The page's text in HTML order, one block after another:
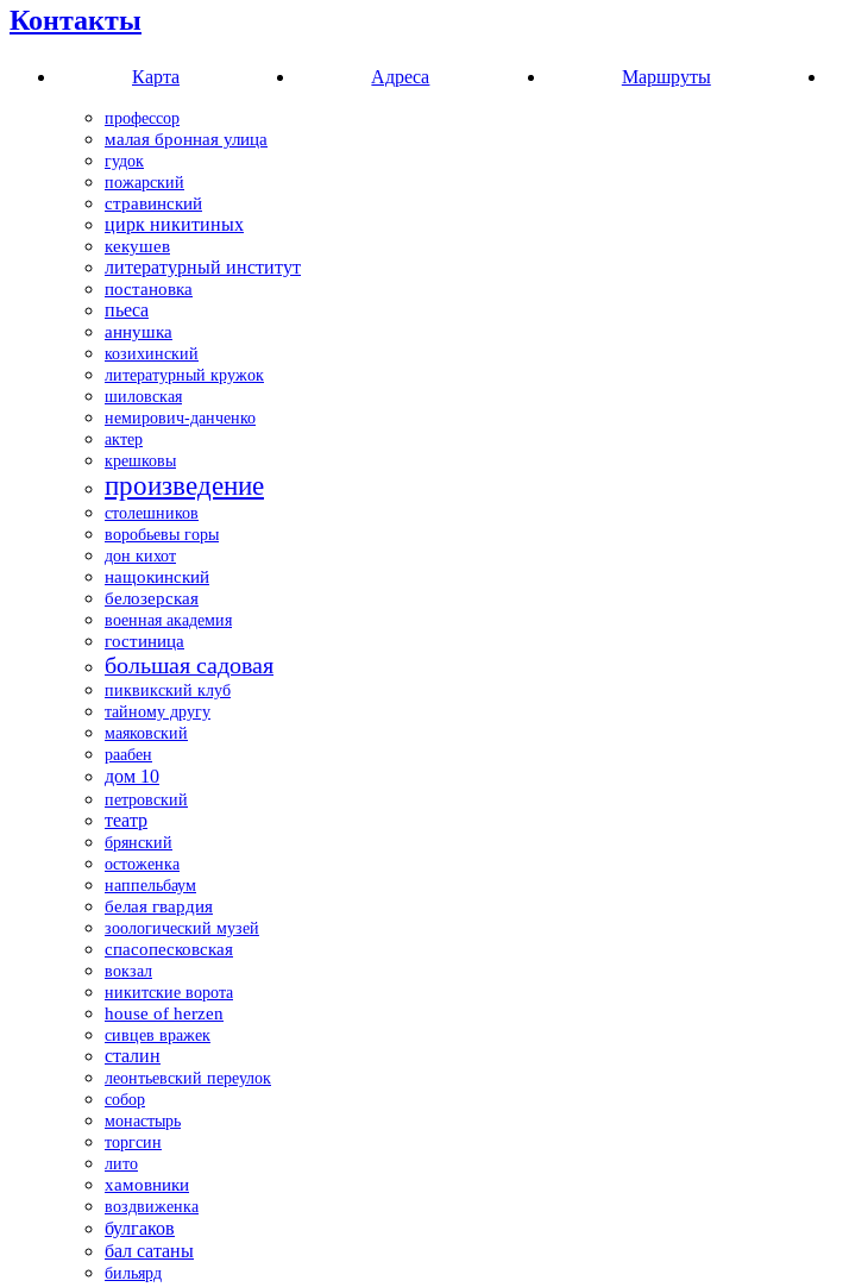
Контакты
Карта Адреса Маршруты
профессор
малая бронная улица
гудок
пожарский
стравинский
цирк никитиных
кекушев
литературный институт
постановка
пьеса
аннушка
козихинский
литературный кружок
шиловская
немирович-данченко
актер
крешковы
произведение
столешников
воробьевы горы
дон кихот
нащокинский
белозерская
военная академия
гостиница
большая садовая
пиквикский клуб
тайному другу
маяковский
раабен
дом 10
петровский
театр
брянский
остоженка
наппельбаум
белая гвардия
зоологический музей
спасопесковская
вокзал
никитские ворота
house of herzen
сивцев вражек
сталин
леонтьевский переулок
собор
монастырь
торгсин
лито
хамовники
воздвиженка
булгаков
бал сатаны
бильярд